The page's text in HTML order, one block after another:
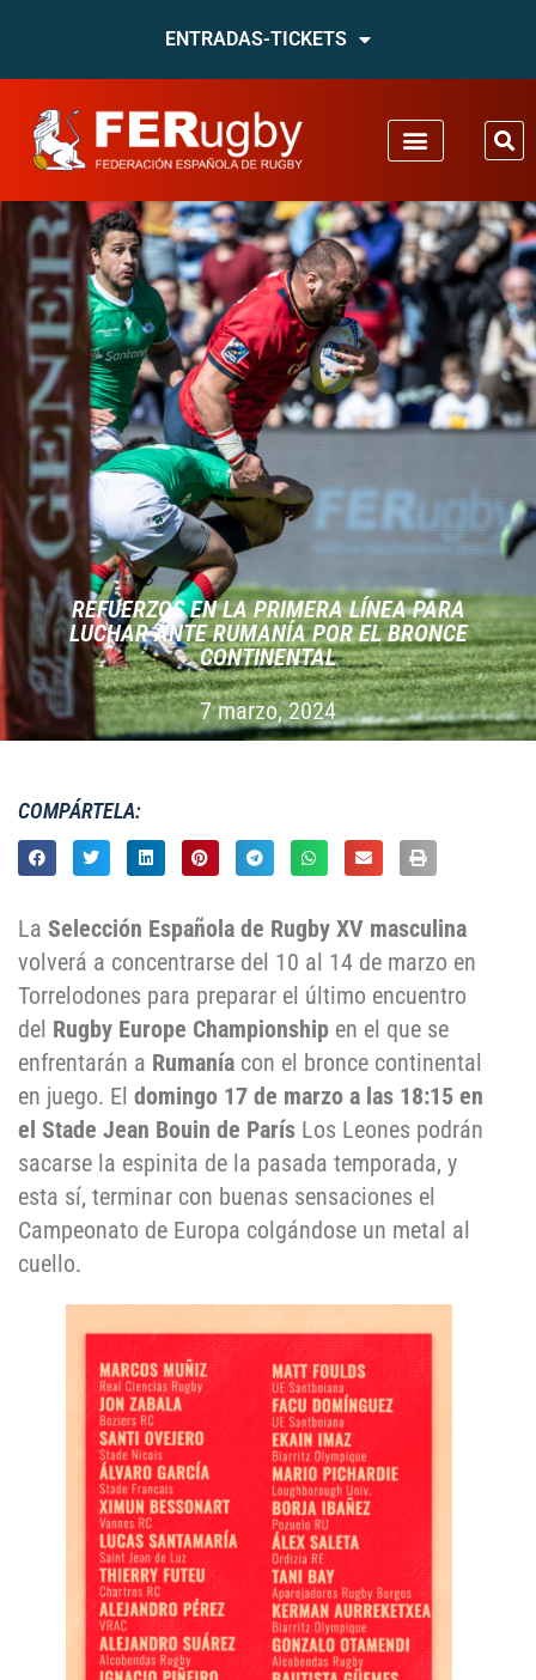
ENTRADAS-TICKETS
REFUERZOS EN LA PRIMERA LÍNEA PARA
LUCHAR ANTE RUMANÍA POR EL BRONCE
CONTINENTAL
7 marzo, 2024
COMPÁRTELA:
La Selección Española de Rugby XV masculina
volverá a concentrarse del 10 al 14 de marzo en
Torrelodones para preparar el último encuentro
del Rugby Europe Championship en el que se
enfrentarán a Rumanía con el bronce continental
en juego. El domingo 17 de marzo a las 18:15 en
el Stade Jean Bouin de París Los Leones podrán
sacarse la espinita de la pasada temporada, y
esta sí, terminar con buenas sensaciones el
Campeonato de Europa colgándose un metal al
cuello.